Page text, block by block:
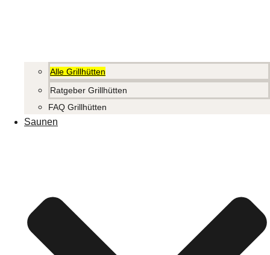
Alle Grillhütten
Ratgeber Grillhütten
FAQ Grillhütten
Saunen